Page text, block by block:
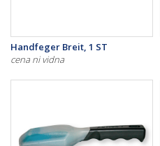
Handfeger Breit, 1 ST
cena ni vidna